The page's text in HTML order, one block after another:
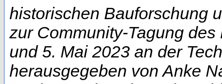
historischen Bauforschung
zur Community-Tagung
und 5. Mai 2023 an der
herausgegeben von Anke